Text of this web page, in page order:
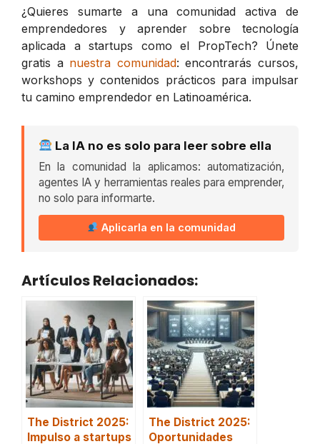
¿Quieres sumarte a una comunidad activa de
emprendedores y aprender sobre tecnología
aplicada a startups como el PropTech? Únete
gratis a nuestra comunidad: encontrarás cursos,
workshops y contenidos prácticos para impulsar
tu camino emprendedor en Latinoamérica.
La IA no es solo para leer sobre ella
En la comunidad la aplicamos: automatización,
agentes IA y herramientas reales para emprender,
no solo para informarte.
Aplicarla en la comunidad
Artículos Relacionados:
The District 2025:
Impulso a startups
The District 2025:
Oportunidades